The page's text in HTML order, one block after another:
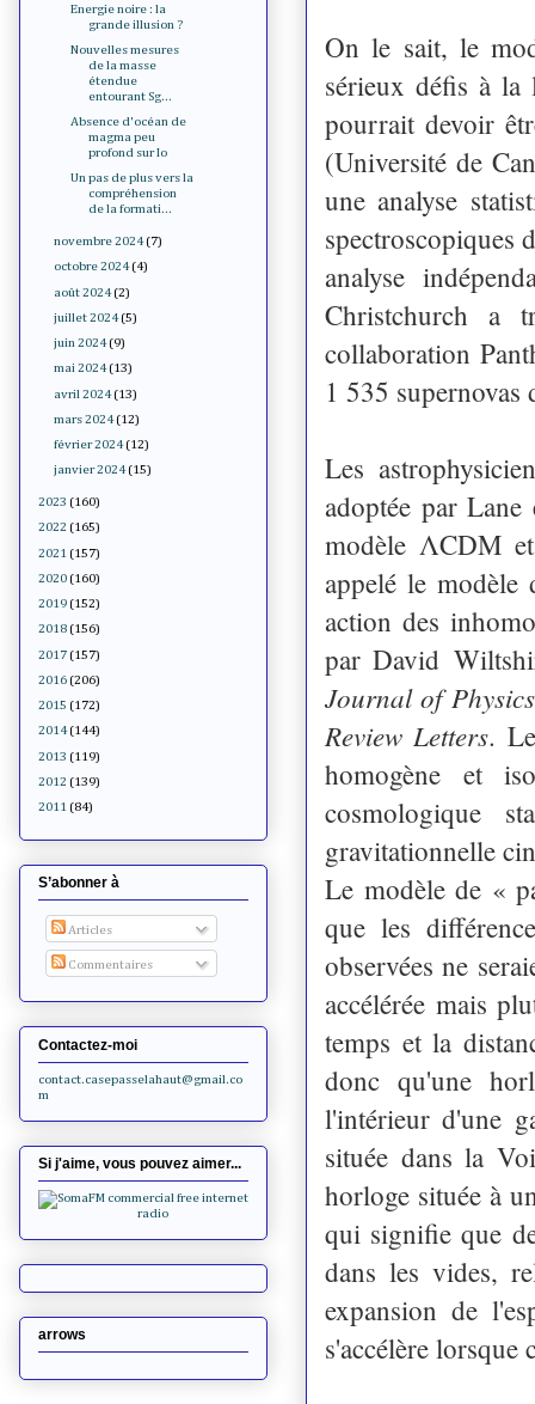
On le sait, le
sérieux défis à la
pourrait devoir
(Université de
une analyse
spectroscopiques
analyse
Christchurch a
collaboration
1 535 supernovas
Les
adoptée par
modèle ΛCDM
appelé le
action des
par David
Journal of Physics
Review Letters.
homogène et
cosmologique
gravitationnelle
Le modèle de «
que les
observées ne
accélérée mais
temps et la
donc qu'une
l'intérieur d'une
située dans la
horloge située à
qui signifie que
dans les vides,
expansion de
s'accélère lorsque
Energie noire : la
grande illusion ?
Nouvelles mesures
de la masse
étendue
entourant Sg...
Absence d'océan de
magma peu
profond sur Io
Un pas de plus vers la
compréhension
de la formati...
novembre 2024 (7)
octobre 2024 (4)
août 2024 (2)
juillet 2024 (5)
juin 2024 (9)
mai 2024 (13)
avril 2024 (13)
mars 2024 (12)
février 2024 (12)
janvier 2024 (15)
2023 (160)
2022 (165)
2021 (157)
2020 (160)
2019 (152)
2018 (156)
2017 (157)
2016 (206)
2015 (172)
2014 (144)
2013 (119)
2012 (139)
2011 (84)
S’abonner à
Articles
Commentaires
Contactez-moi
contact.casepasselahaut@gmail.co
m
Si j'aime, vous pouvez aimer...
arrows